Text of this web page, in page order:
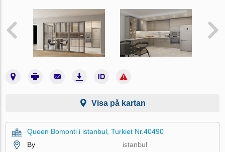
Visa på kartan
Queen Bomonti i istanbul, Turkiet Nr.40490
By
istanbul